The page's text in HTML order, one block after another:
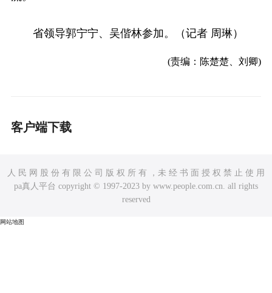
省领导郭宁宁、吴偕林参加。（记者 周琳）
(责编：陈楚楚、刘卿)
客户端下载
人 民 网 股 份 有 限 公 司 版 权 所 有 ，未 经 书 面 授 权 禁 止 使 用
pa真人平台 copyright © 1997-2023 by www.people.com.cn. all rights
reserved
网站地图